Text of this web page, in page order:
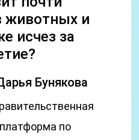
животных и
исчез за
Бунякова
по